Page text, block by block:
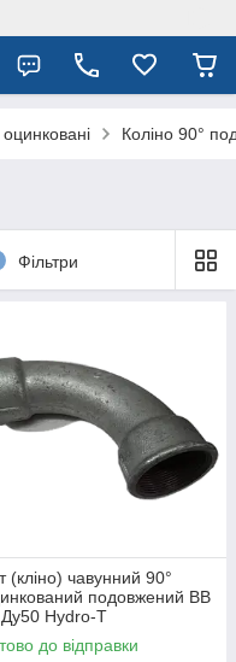
оцинковані Коліно 90°
Фільтри
(кліно) чавунний 90°
подовжений ВВ
Hydro-T
до відправки